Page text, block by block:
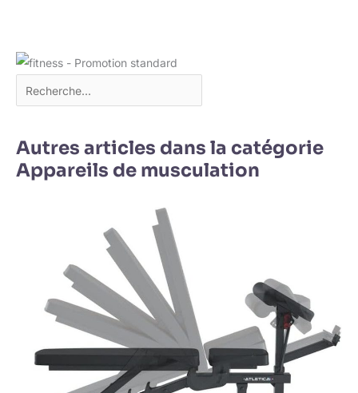
Autres articles dans la catégorie
Appareils de musculation